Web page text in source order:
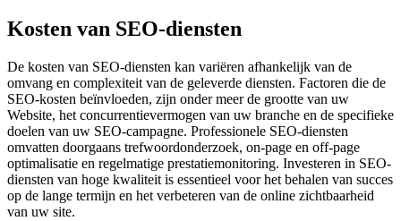
Kosten van SEO-diensten
De kosten van SEO-diensten kan variëren afhankelijk van de
omvang en complexiteit van de geleverde diensten. Factoren die de
SEO-kosten beïnvloeden, zijn onder meer de grootte van uw
Website, het concurrentievermogen van uw branche en de specifieke
doelen van uw SEO-campagne. Professionele SEO-diensten
omvatten doorgaans trefwoordonderzoek, on-page en off-page
optimalisatie en regelmatige prestatiemonitoring. Investeren in SEO-
diensten van hoge kwaliteit is essentieel voor het behalen van succes
op de lange termijn en het verbeteren van de online zichtbaarheid
van uw site.